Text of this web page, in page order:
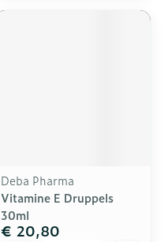
Deba Pharma
Vitamine E Druppels
30ml
€ 20,80